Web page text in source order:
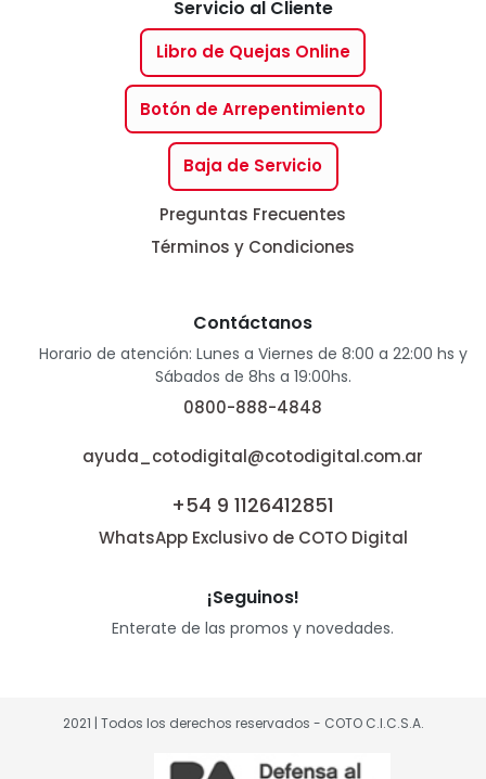
Servicio al Cliente
Libro de Quejas Online
Botón de Arrepentimiento
Baja de Servicio
Preguntas Frecuentes
Términos y Condiciones
Contáctanos
Horario de atención: Lunes a Viernes de 8:00 a 22:00 hs y
Sábados de 8hs a 19:00hs.
0800-888-4848
ayuda_cotodigital@cotodigital.com.ar
+54 9 1126412851
WhatsApp Exclusivo de COTO Digital
¡Seguinos!
Enterate de las promos y novedades.
2021 | Todos los derechos reservados - COTO C.I.C.S.A.